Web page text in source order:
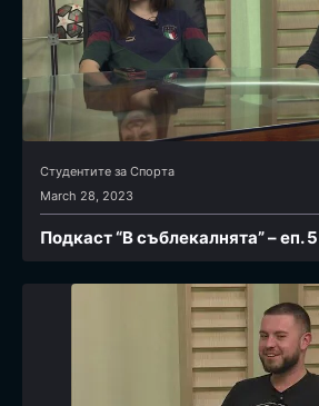
Студентите за Спортa
March 28, 2023
Подкаст “В съблекалнята” – еп. 5